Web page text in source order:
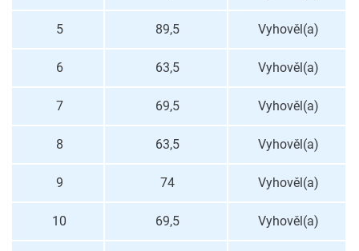
5 89,5 Vyhověl(a)
6 63,5 Vyhověl(a)
7 69,5 Vyhověl(a)
8 63,5 Vyhověl(a)
9 74 Vyhověl(a)
10 69,5 Vyhověl(a)